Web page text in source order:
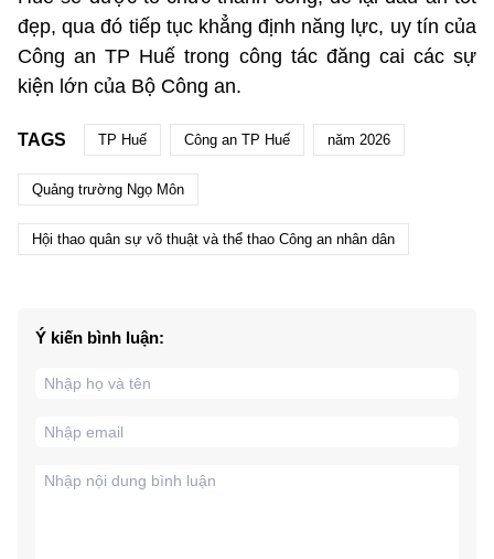
đẹp, qua đó tiếp tục khẳng định năng lực, uy tín của
Công an TP Huế trong công tác đăng cai các sự
kiện lớn của Bộ Công an.
TAGS TP Huế Công an TP Huế năm 2026
Quảng trường Ngọ Môn
Hội thao quân sự võ thuật và thể thao Công an nhân dân
Ý kiến bình luận: